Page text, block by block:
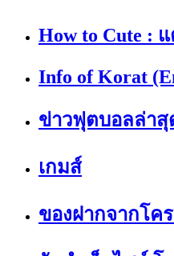
How to Cute :
Info of Korat
ข่าวฟุตบอลล่าสุ
เกมส์
ของฝากจากโค